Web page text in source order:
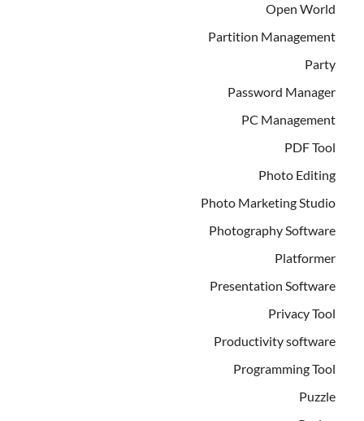
Open World
Partition Management
Party
Password Manager
PC Management
PDF Tool
Photo Editing
Photo Marketing Studio
Photography Software
Platformer
Presentation Software
Privacy Tool
Productivity software
Programming Tool
Puzzle